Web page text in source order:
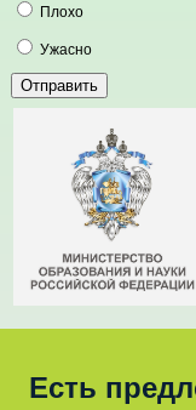
Плохо
Ужасно
Есть